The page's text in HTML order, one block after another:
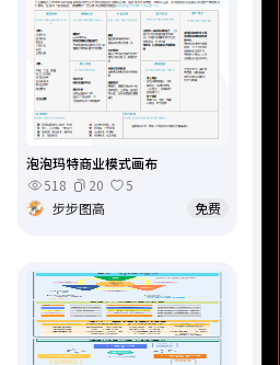
泡泡玛特商业模式画布
518
20
5
步步图高
免费